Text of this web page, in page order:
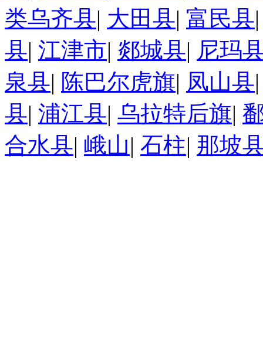
类乌齐县| 大田县| 富民县
县| 江津市| 郯城县| 尼玛
泉县| 陈巴尔虎旗| 凤山县
县| 浦江县| 乌拉特后旗|
合水县| 峨山| 石柱| 那坡